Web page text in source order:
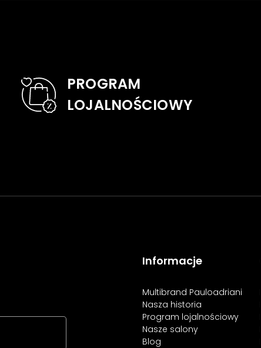
PROGRAM
LOJALNOŚCIOWY
Informacje
Multibrand Pauloadriani
Nasza historia
Program lojalnościowy
Nasze salony
Blog